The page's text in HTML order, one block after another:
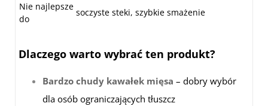
Nie najlepsze
do
soczyste steki, szybkie smażenie
Dlaczego warto wybrać ten produkt?
Bardzo chudy kawałek mięsa – dobry wybór
dla osób ograniczających tłuszcz